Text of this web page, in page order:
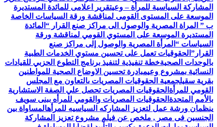
المشاركة السياسية للمرأة – وعيتقرير اعلامى للمائدة المستديرة
الموسعة على المستوى القومى لمناقشة ورقة السياسات الخاصة
ب ” المراة المصرية والوصول الى مراكز صنع القرار “ المائدة
المستديرة الموسعة على المستوي القومي لمناقشة ورقة
السياسات “المرأة المصرية والوصول إلى مراكز صنع
القرار” الحقوقيات تعمل على تحسين مستوي الخدمات الطبية
بالوحدات الصحيةخطة تنفيذية لتنفيذ برنامج التطوع الحزبي للقيادات
النسائية بمشروع وعيمبادرة تحسين الاوضاع الصحية للمواطنين
بقرية سقيلجمعية الحقوقيات المصريات بالتعاون مع المجلس
القومي للمرأة الحقوقيات المصريات تحصل علي الصفة الاستشارية
بالأمم المتحدة الحقوقيات المصريات والقومي للمرأه ببنى سويف
ينظمان ورشة عمل لتعزيز المشاركه السياسيه للمرأهالمساواة بين
الجنسين فى مصر , ملخص عن فيلم مشروع تعزيز المشاركة